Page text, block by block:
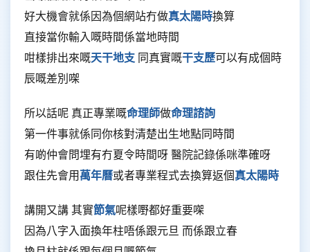
好大機會就係因為個網站冇做真太陽時換算
直接當你輸入嘅時間係當地時間
咁樣排出來嘅天干地支 同真實嘅干支歷可以有成個時
辰嘅差別㗎
所以話呢 真正專業嘅命理師做命理諮詢
第一件事就係同你核對清楚出生地點同時間
有啲仲會問埋有冇夏令時間呀 醫院記錄係咪準確呀
跟住先會用萬年曆或者專業程式去換算返個真太陽時
講開又講 其實節氣呢樣嘢都好重要㗎
因為八字入面換年柱唔係跟元旦 而係跟立春